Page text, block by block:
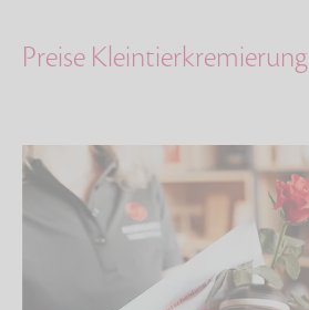
Preise Kleintierkremierung